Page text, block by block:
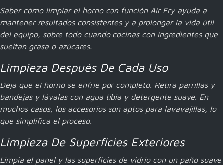
Saber cómo limpiar el horno con función Air Fry ayuda a
mantener resultados consistentes y a prolongar la vida útil
del equipo, sobre todo cuando cocinas con ingredientes que
sueltan grasa o azúcares.
Limpieza Después De Cada Uso
Deja que el horno se enfríe por completo. Retira parrillas y
bandejas y lávalas con agua tibia y detergente suave. En
muchos casos, los accesorios son aptos para lavavajillas, lo
que simplifica el proceso.
Limpieza De Superficies Exteriores
Limpia el panel y las superficies de vidrio con un paño suave